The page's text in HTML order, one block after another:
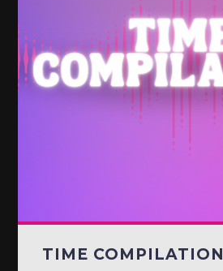
TIME COMPILATION